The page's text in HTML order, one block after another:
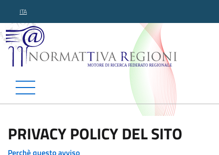
ITA
Normattiva Regioni -
PRIVACY POLICY DEL SITO
Perchè questo avviso